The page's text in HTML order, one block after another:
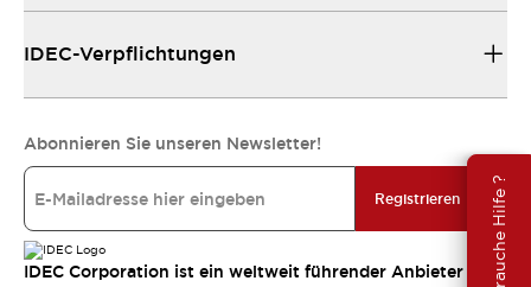
Brauche Hilfe ?
IDEC-Verpflichtungen
Abonnieren Sie unseren Newsletter!
Registrieren
IDEC Corporation ist ein weltweit führender Anbieter